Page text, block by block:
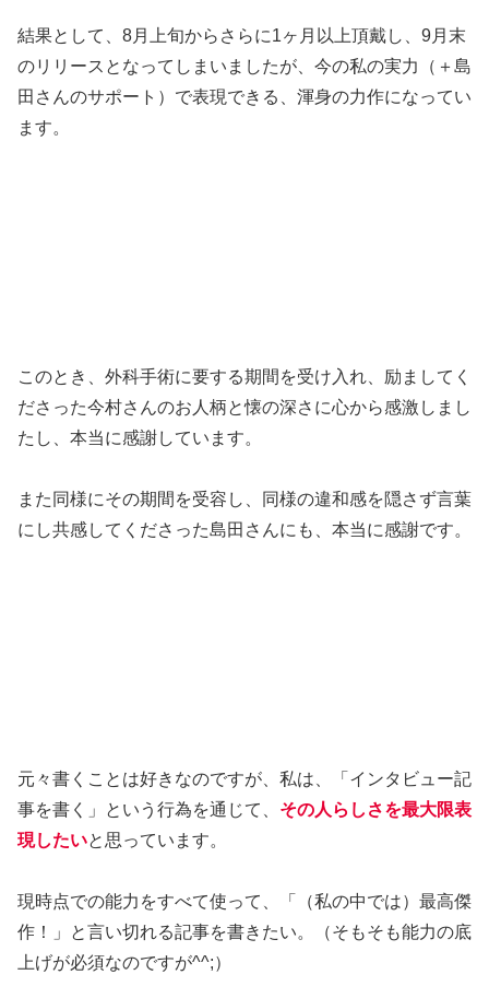
結果として、8月上旬からさらに1ヶ月以上頂戴し、9月末
のリリースとなってしまいましたが、今の私の実力（＋島
田さんのサポート）で表現できる、渾身の力作になってい
ます。
このとき、外科手術に要する期間を受け入れ、励ましてく
ださった今村さんのお人柄と懐の深さに心から感激しまし
たし、本当に感謝しています。
また同様にその期間を受容し、同様の違和感を隠さず言葉
にし共感してくださった島田さんにも、本当に感謝です。
元々書くことは好きなのですが、私は、「インタビュー記
事を書く」という行為を通じて、 その人らしさを最大限表
現したいと思っています。
現時点での能力をすべて使って、「（私の中では）最高傑
作！」と言い切れる記事を書きたい。（そもそも能力の底
上げが必須なのですが^^;）